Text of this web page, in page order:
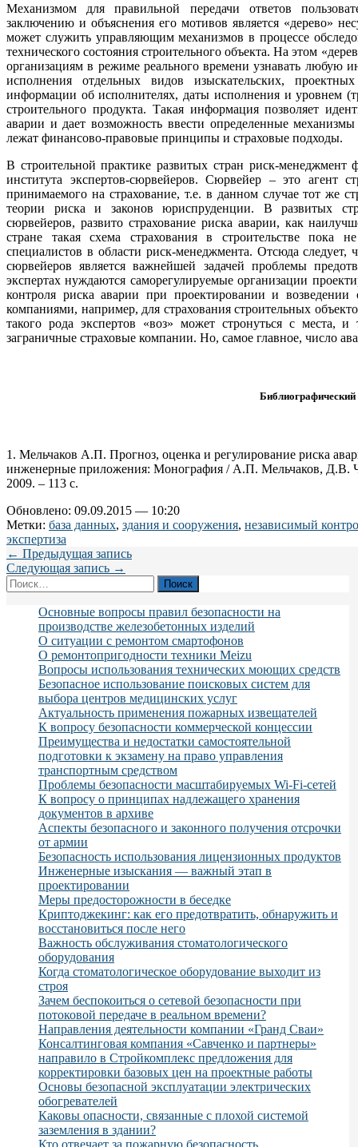
Механизмом для правильной передачи ответов
заключению и объяснения его мотивов является «дерево»
может служить управляющим механизмов в процессе
технического состояния строительного объекта. На этом
организациям в режиме реального времени узнавать любую
исполнения отдельных видов изыскательских,
информации об исполнителях, даты исполнения и уровнем
строительного продукта. Такая информация позволяет
аварии и дает возможность ввести определенные
лежат финансово-правовые принципы и страховые подходы.
В строительной практике развитых стран риск-менеджмент
института экспертов-сюрвейеров. Сюрвейер – это агент
принимаемого на страхование, т.е. в данном случае тот же
теории риска и законов юриспруденции. В развитых
сюрвейеров, развито страхование риска аварии, как
стране такая схема страхования в строительстве пока
специалистов в области риск-менеджмента. Отсюда следует,
сюрвейеров является важнейшей задачей проблемы
экспертах нуждаются саморегулируемые организации
контроля риска аварии при проектировании и
компаниями, например, для страхования строительных
такого рода экспертов «воз» может стронуться с места,
заграничные страховые компании. Но, самое главное, число
Библиографический
1. Мельчаков А.П. Прогноз, оценка и регулирование риска
инженерные приложения: Монография / А.П. Мельчаков, Д.В.
2009. – 113 с.
Обновлено: 09.09.2015 — 10:20
Метки: база данных, здания и сооружения, независимый
экспертиза
← Предыдущая запись
Следующая запись →
Найти:
Основные вопросы правил безопасности на
производстве железобетонных изделий
О ситуации с ремонтом смартофонов
О ремонтопригодности техники Meizu
Вопросы использования технических моющих средств
Безопасное использование поисковых систем для
выбора центров медицинских услуг
Актуальность применения пожарных извещателей
К вопросу безопасности коммерческой концессии
Преимущества и недостатки самостоятельной
подготовки к экзамену на право управления
транспортным средством
Проблемы безопасности масштабируемых Wi-Fi-сетей
К вопросу о принципах надлежащего хранения
документов в архиве
Аспекты безопасного и законного получения отсрочки
от армии
Безопасность использования лицензионных продуктов
Инженерные изыскания — важный этап в
проектировании
Меры предосторожности в беседке
Криптоджекинг: как его предотвратить, обнаружить и
восстановиться после него
Важность обслуживания стоматологического
оборудования
Когда стоматологическое оборудование выходит из
строя
Зачем беспокоиться о сетевой безопасности при
потоковой передаче в реальном времени?
Направления деятельности компании «Гранд Сваи»
Консалтинговая компания «Савченко и партнеры»
направило в Стройкомплекс предложения для
корректировки базовых цен на проектные работы
Основы безопасной эксплуатации электрических
обогревателей
Каковы опасности, связанные с плохой системой
заземления в здании?